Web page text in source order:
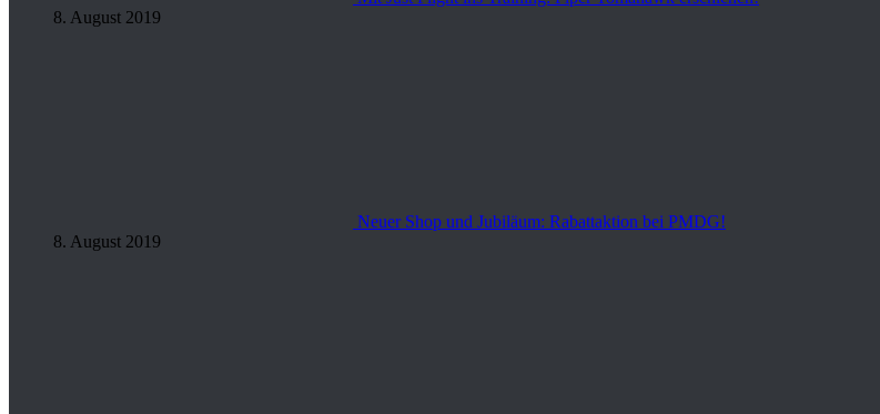
8. August 2019
Neuer Shop und Jubiläum: Rabattaktion bei PMDG!
8. August 2019